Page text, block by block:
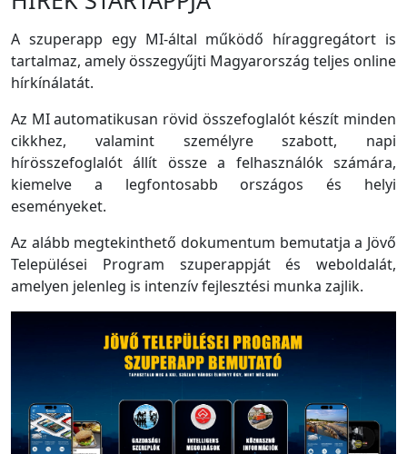
A szuperapp egy MI-által működő híraggregátort is
tartalmaz, amely összegyűjti Magyarország teljes online
hírkínálatát.
Az MI automatikusan rövid összefoglalót készít minden
cikkhez, valamint személyre szabott, napi
hírösszefoglalót állít össze a felhasználók számára,
kiemelve a legfontosabb országos és helyi
eseményeket.
Az alább megtekinthető dokumentum bemutatja a Jövő
Települései Program szuperappját és weboldalát,
amelyen jelenleg is intenzív fejlesztési munka zajlik.